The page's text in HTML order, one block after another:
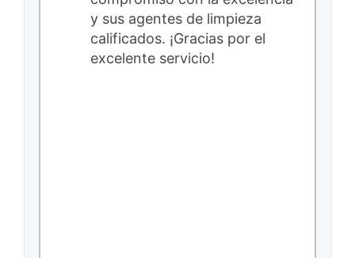
y sus agentes de limpieza
calificados. ¡Gracias por el
excelente servicio!